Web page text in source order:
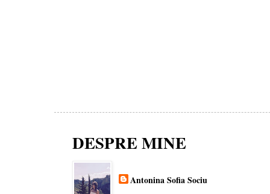
DESPRE MINE
Antonina Sofia Sociu